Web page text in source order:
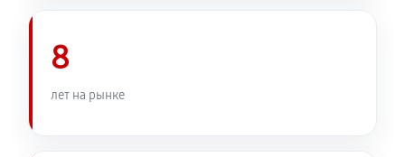
8
лет на рынке